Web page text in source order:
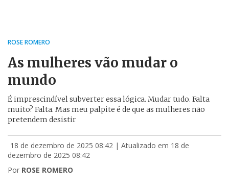
ROSE ROMERO
As mulheres vão mudar o
mundo
É imprescindível subverter essa lógica. Mudar tudo. Falta
muito? Falta. Mas meu palpite é de que as mulheres não
pretendem desistir
18 de dezembro de 2025 08:42 | Atualizado em 18 de
dezembro de 2025 08:42
Por ROSE ROMERO